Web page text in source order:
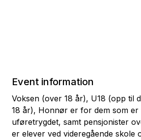
Event information
Voksen (over 18 år), U18 (opp til
18 år), Honnør er for dem som er
uføretrygdet, samt pensjonister
er elever ved videregående skole